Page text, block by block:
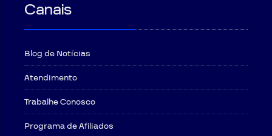
Canais
Blog de Notícias
Atendimento
Trabalhe Conosco
Programa de Afiliados